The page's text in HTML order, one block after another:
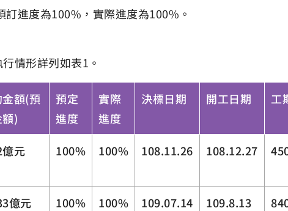
進度為100%，實際進度為100%。
情形詳列如表1。
額(預
)
預定
進度
實際
進度
決標日期 開工日期 工
元 100% 100% 108.11.26 108.12.27
億元 100% 100% 109.07.14 109.8.13